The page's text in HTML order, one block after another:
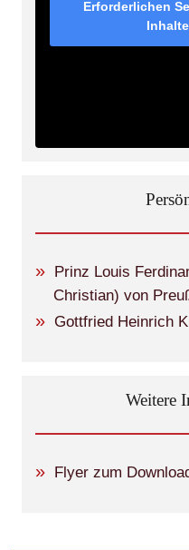
Erforderlichen
Prinz Louis
Christian) von
Gottfried Heinrich
Weitere
Flyer zum